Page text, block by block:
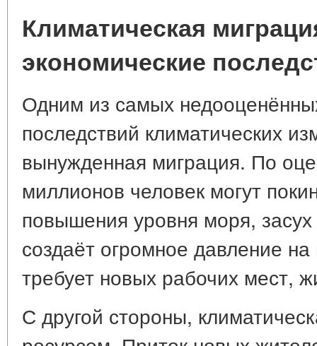
Климатическая
экономические
Одним из самых
последствий климатических
вынужденная миграция. По
миллионов человек могут
повышения уровня моря,
создаёт огромное давление
требует новых рабочих мест,
С другой стороны,